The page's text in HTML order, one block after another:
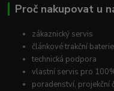
Proč nakupovat u
zákaznický servis
článkové trakční
technická podpora
vlastní servis pro
poradenství, projekční